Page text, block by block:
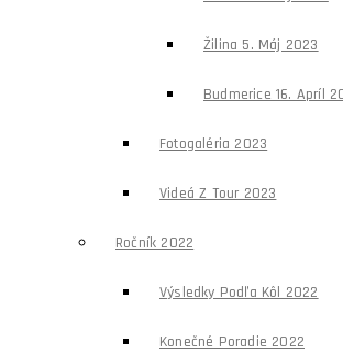
Žilina 5. Máj 2023
Budmerice 16. Apríl
Fotogaléria 2023
Videá Z Tour 2023
Ročník 2022
Výsledky Podľa Kôl 2022
Konečné Poradie 2022